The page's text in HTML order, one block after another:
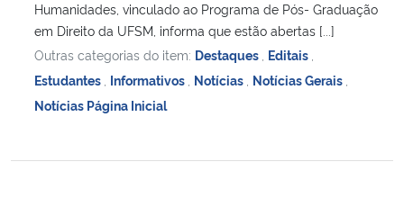
Humanidades, vinculado ao Programa de Pós- Graduação
em Direito da UFSM, informa que estão abertas [...]
Outras categorias do item: Destaques Editais
Estudantes Informativos Notícias Notícias Gerais
Notícias Página Inicial